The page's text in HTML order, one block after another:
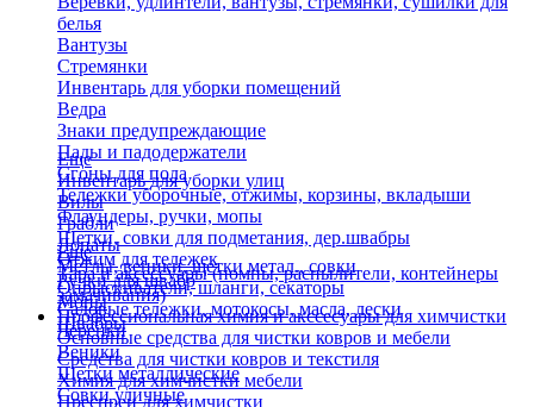
белья
Вантузы
Стремянки
Инвентарь для уборки помещений
Ведра
Знаки предупреждающие
Пады и падодержатели
Сгоны для пола
Тележки уборочные, отжимы, корзины, вкладыши
Флаундеры, ручки, мопы
Щетки, совки для подметания, дер.швабры
Отжим для тележек
Ручки для швабр
Мопы
Швабры
Еще
Инвентарь для уборки улиц
Вилы
Грабли
Лопаты
Метлы, веники, щетки метал., совки
Опрыскиватели, шланги, секаторы
Садовые тележки, мотокосы, масла, лески
Черенки
Веники
Щетки металлические
Совки уличные
Еще
Тара и аксессуары (помпы, распылители, контейнеры
замачивания)
Профессиональная химия и акссесуары для химчистки
Основные средства для чистки ковров и мебели
Средства для чистки ковров и текстиля
Химия для химчистки мебели
Преспреи для химчистки